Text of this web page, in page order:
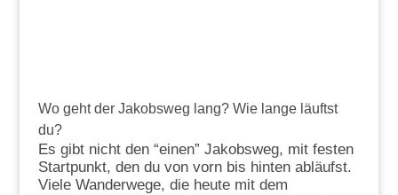
Wo geht der Jakobsweg lang? Wie lange läuftst
du?
Es gibt nicht den “einen” Jakobsweg, mit festen
Startpunkt, den du von vorn bis hinten abläufst.
Viele Wanderwege, die heute mit dem